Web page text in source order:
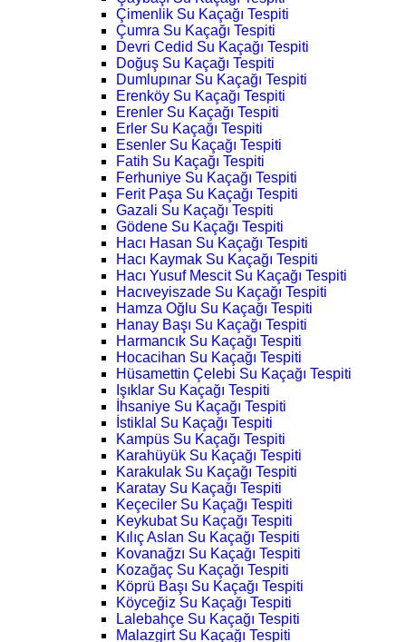
Çimenlik Su Kaçağı Tespiti
Çumra Su Kaçağı Tespiti
Devri Cedid Su Kaçağı Tespiti
Doğuş Su Kaçağı Tespiti
Dumlupınar Su Kaçağı Tespiti
Erenköy Su Kaçağı Tespiti
Erenler Su Kaçağı Tespiti
Erler Su Kaçağı Tespiti
Esenler Su Kaçağı Tespiti
Fatih Su Kaçağı Tespiti
Ferhuniye Su Kaçağı Tespiti
Ferit Paşa Su Kaçağı Tespiti
Gazali Su Kaçağı Tespiti
Gödene Su Kaçağı Tespiti
Hacı Hasan Su Kaçağı Tespiti
Hacı Kaymak Su Kaçağı Tespiti
Hacı Yusuf Mescit Su Kaçağı Tespiti
Hacıveyiszade Su Kaçağı Tespiti
Hamza Oğlu Su Kaçağı Tespiti
Hanay Başı Su Kaçağı Tespiti
Harmancık Su Kaçağı Tespiti
Hocacihan Su Kaçağı Tespiti
Hüsamettin Çelebi Su Kaçağı Tespiti
Işıklar Su Kaçağı Tespiti
İhsaniye Su Kaçağı Tespiti
İstiklal Su Kaçağı Tespiti
Kampüs Su Kaçağı Tespiti
Karahüyük Su Kaçağı Tespiti
Karakulak Su Kaçağı Tespiti
Karatay Su Kaçağı Tespiti
Keçeciler Su Kaçağı Tespiti
Keykubat Su Kaçağı Tespiti
Kılıç Aslan Su Kaçağı Tespiti
Kovanağzı Su Kaçağı Tespiti
Kozağaç Su Kaçağı Tespiti
Köprü Başı Su Kaçağı Tespiti
Köyceğiz Su Kaçağı Tespiti
Lalebahçe Su Kaçağı Tespiti
Malazgirt Su Kaçağı Tespiti